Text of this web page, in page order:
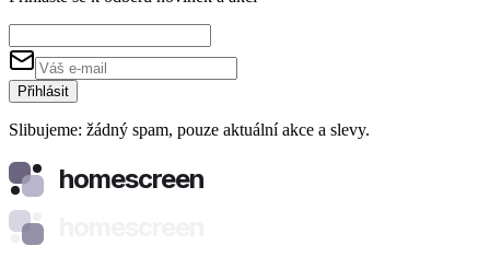
Přihlásit
Slibujeme: žádný spam, pouze aktuální akce a slevy.
homescreen